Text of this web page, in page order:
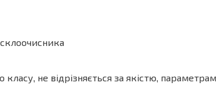
не відрізняється за якістю,